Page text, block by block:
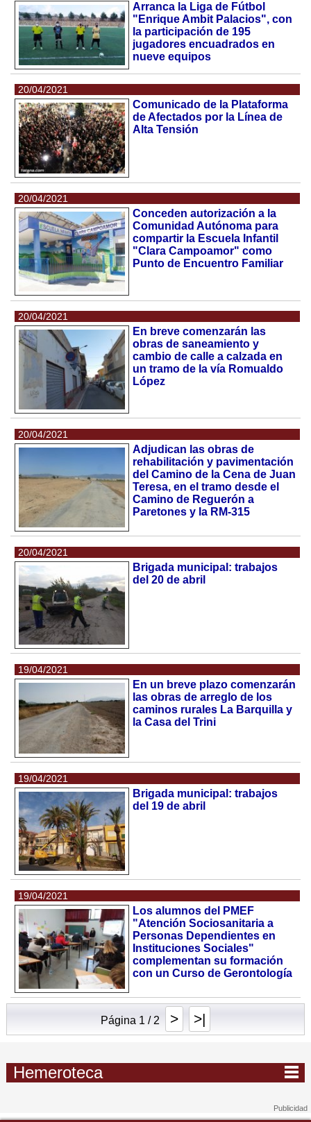
Arranca la Liga de Fútbol
"Enrique Ambit Palacios", con
la participación de 195
jugadores encuadrados en
nueve equipos
20/04/2021
Comunicado de la Plataforma
de Afectados por la Línea de
Alta Tensión
20/04/2021
Conceden autorización a la
Comunidad Autónoma para
compartir la Escuela Infantil
"Clara Campoamor" como
Punto de Encuentro Familiar
20/04/2021
En breve comenzarán las
obras de saneamiento y
cambio de calle a calzada en
un tramo de la vía Romualdo
López
20/04/2021
Adjudican las obras de
rehabilitación y pavimentación
del Camino de la Cena de Juan
Teresa, en el tramo desde el
Camino de Reguerón a
Paretones y la RM-315
20/04/2021
Brigada municipal: trabajos
del 20 de abril
19/04/2021
En un breve plazo comenzarán
las obras de arreglo de los
caminos rurales La Barquilla y
la Casa del Trini
19/04/2021
Brigada municipal: trabajos
del 19 de abril
19/04/2021
Los alumnos del PMEF
"Atención Sociosanitaria a
Personas Dependientes en
Instituciones Sociales"
complementan su formación
con un Curso de Gerontología
Página 1 / 2 > >|
Hemeroteca